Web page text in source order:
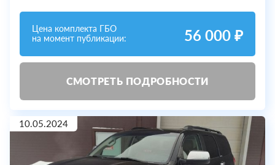
Цена комплекта ГБО
на момент публикации:
56 000 ₽
СМОТРЕТЬ ПОДРОБНОСТИ
10.05.2024